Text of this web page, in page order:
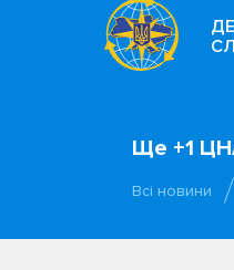
Ще +1
Всі новини